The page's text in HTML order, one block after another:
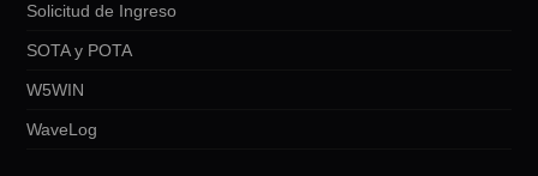
Solicitud de Ingreso
SOTA y POTA
W5WIN
WaveLog